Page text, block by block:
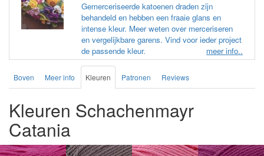
Gemerceriseerde katoenen draden zijn
behandeld en hebben een fraaie glans en
intense kleur. Meer weten over merceriseren
en vergelijkbare garens. Vind voor ieder project
de passende kleur.
meer info..
Boven Meer info Kleuren Patronen Reviews
Kleuren Schachenmayr
Catania